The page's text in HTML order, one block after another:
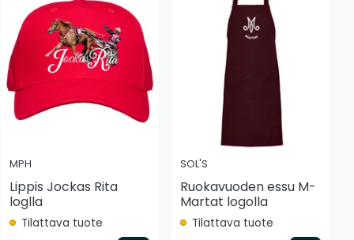
MPH
Lippis Jockas Rita
loglla
Tilattava tuote
SOL'S
Ruokavuoden essu M-
Martat logolla
Tilattava tuote